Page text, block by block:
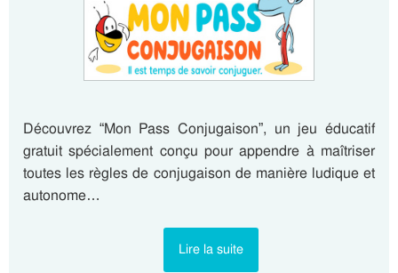
Découvrez “Mon Pass Conjugaison”, un jeu éducatif
gratuit spécialement conçu pour appendre à maîtriser
toutes les règles de conjugaison de manière ludique et
autonome…
Lire la suite